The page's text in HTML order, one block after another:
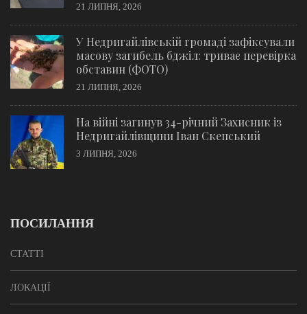
21 ЛИПНЯ, 2026
У Недригайлівській громаді зафіксували
масову загибель бджіл: триває перевірка
обставин (ФОТО)
21 ЛИПНЯ, 2026
На війні загинув 34-річний Захисник із
Недригайлівщини Іван Скепський
3 ЛИПНЯ, 2026
ПОСИЛАННЯ
СТАТТІ
ЛОКАЦІЇ